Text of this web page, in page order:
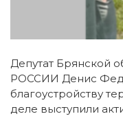
Депутат Брянской
РОССИИ Денис
благоустройству
деле выступили